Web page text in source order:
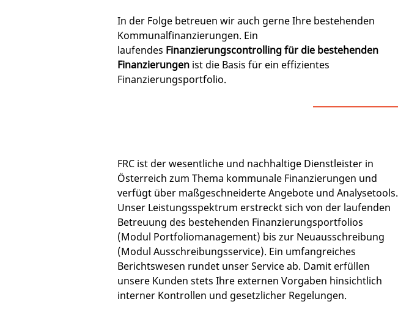
In der Folge betreuen wir auch gerne Ihre bestehenden
Kommunalfinanzierungen. Ein
laufendes Finanzierungscontrolling für die bestehenden
Finanzierungen ist die Basis für ein effizientes
Finanzierungsportfolio.
FRC ist der wesentliche und nachhaltige Dienstleister in
Österreich zum Thema kommunale Finanzierungen und
verfügt über maßgeschneiderte Angebote und Analysetools.
Unser Leistungsspektrum erstreckt sich von der laufenden
Betreuung des bestehenden Finanzierungsportfolios
(Modul Portfoliomanagement) bis zur Neuausschreibung
(Modul Ausschreibungsservice). Ein umfangreiches
Berichtswesen rundet unser Service ab. Damit erfüllen
unsere Kunden stets Ihre externen Vorgaben hinsichtlich
interner Kontrollen und gesetzlicher Regelungen.